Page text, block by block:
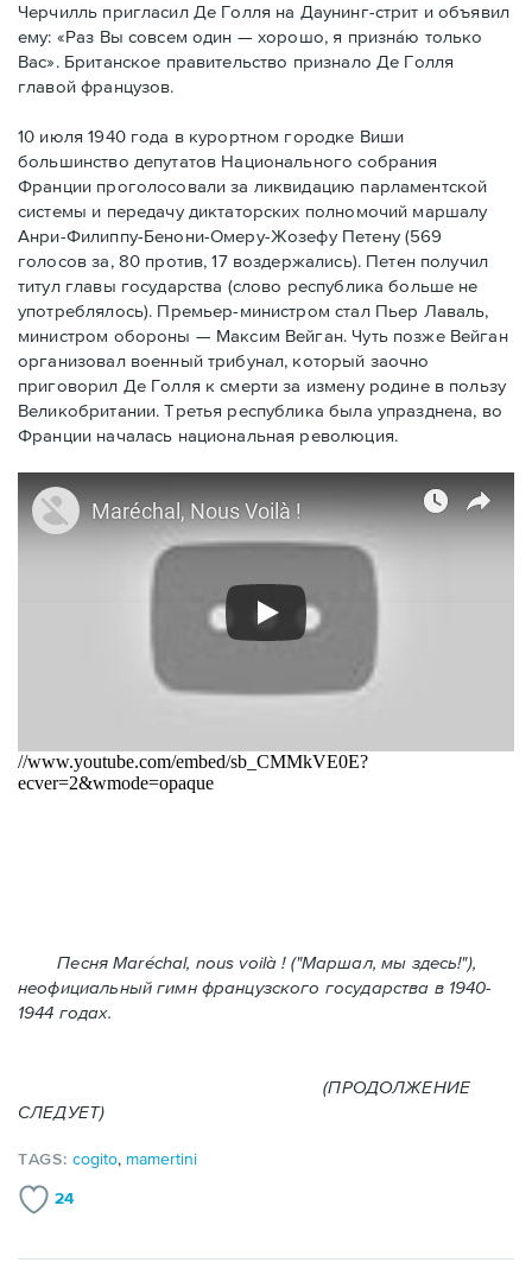
Черчилль пригласил Де Голля на Даунинг-стрит и объявил
ему: «Раз Вы совсем один — хорошо, я признáю только
Вас». Британское правительство признало Де Голля
главой французов.
10 июля 1940 года в курортном городке Виши
большинство депутатов Национального собрания
Франции проголосовали за ликвидацию парламентской
системы и передачу диктаторских полномочий маршалу
Анри-Филиппу-Бенони-Омеру-Жозефу Петену (569
голосов за, 80 против, 17 воздержались). Петен получил
титул главы государства (слово республика больше не
употреблялось). Премьер-министром стал Пьер Лаваль,
министром обороны — Максим Вейган. Чуть позже Вейган
организовал военный трибунал, который заочно
приговорил Де Голля к смерти за измену родине в пользу
Великобритании. Третья республика была упразднена, во
Франции началась национальная революция.
Песня Maréchal, nous voilà ! ("Маршал, мы здесь!"),
неофициальный гимн французского государства в 1940-
1944 годах.
(ПРОДОЛЖЕНИЕ
СЛЕДУЕТ)
TAGS:cogito, mamertini
24